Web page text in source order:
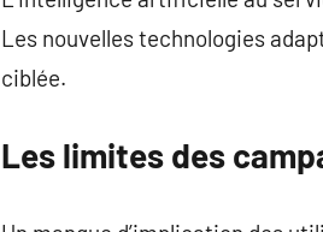
Les nouvelles technologies
ciblée.
Les limites des